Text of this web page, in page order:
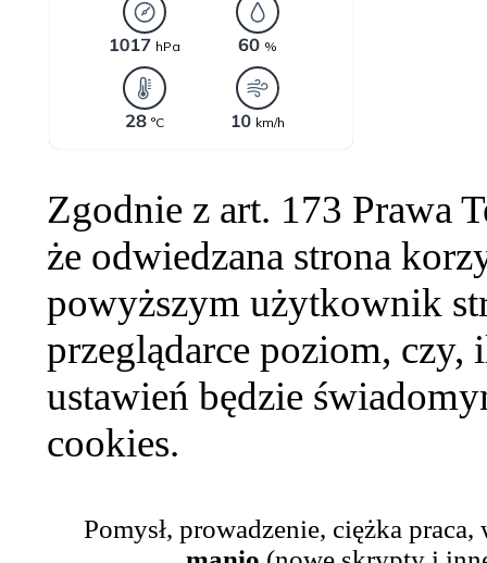
Zgodnie z art. 173 Prawa
że odwiedzana strona
powyższym użytkownik
przeglądarce poziom,
ustawień będzie
cookies.
Pomysł, prowadzenie, ciężka